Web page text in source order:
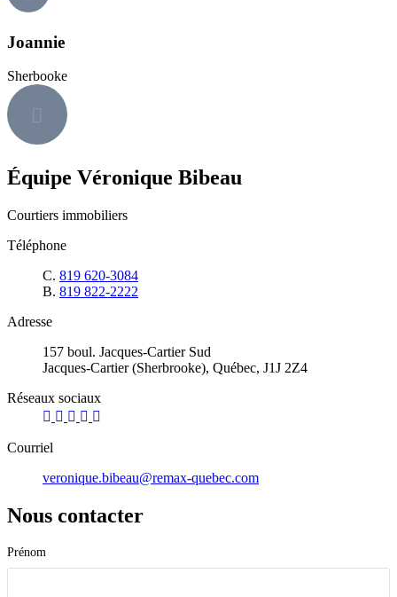
Joannie
Sherbooke
Équipe Véronique Bibeau
Courtiers immobiliers
Téléphone
C. 819 620-3084
B. 819 822-2222
Adresse
157 boul. Jacques-Cartier Sud
Jacques-Cartier (Sherbrooke), Québec, J1J 2Z4
Réseaux sociaux
Courriel
veronique.bibeau@remax-quebec.com
Nous contacter
Prénom